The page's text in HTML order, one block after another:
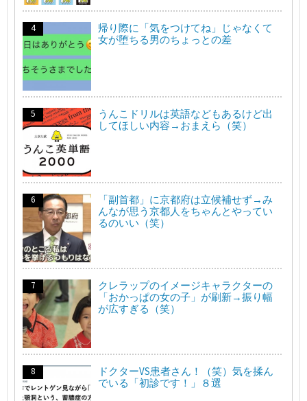
帰り際に「気をつけてね」じゃなくて
女が堕ちる男のちょっとの差
うんこドリルは英語などもあるけど出
してほしい内容→おまえら（笑）
「副首都」に京都府は立候補せず→み
んなが思う京都人をちゃんとやってい
るのいい（笑）
クレラップのイメージキャラクターの
「おかっぱの女の子」が刷新→振り幅
が広すぎる（笑）
ドクターVS患者さん！（笑）気を揉ん
でいる「初診です！」８選